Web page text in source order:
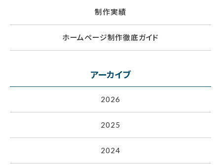
制作実績
ホームページ制作徹底ガイド
アーカイブ
2026
2025
2024